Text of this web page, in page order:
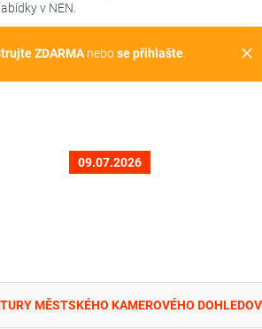
v NEN.
clear
ZDARMAnebose přihlašte.
09.07.2026